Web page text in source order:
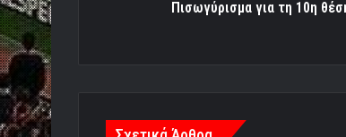
Πισωγύρισμα για τη 10η